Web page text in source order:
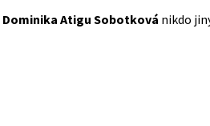
Dominika Atigu Sobotková nikdo